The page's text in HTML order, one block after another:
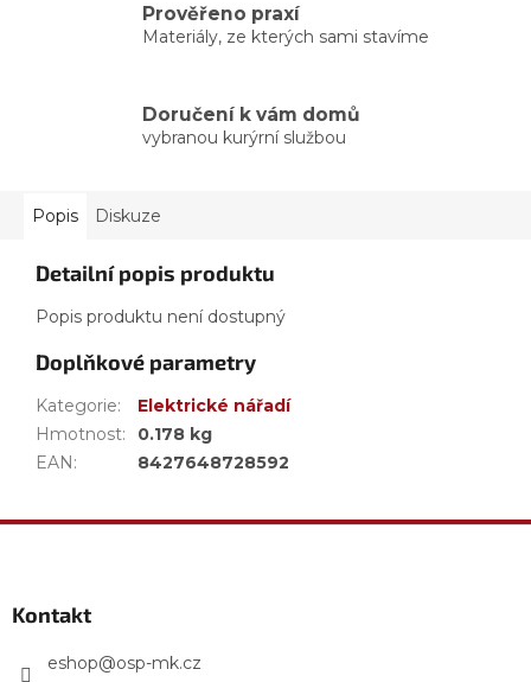
Prověřeno praxí
Materiály, ze kterých sami stavíme
Doručení k vám domů
vybranou kurýrní službou
Popis Diskuze
Detailní popis produktu
Popis produktu není dostupný
Doplňkové parametry
Kategorie:
Elektrické nářadí
Hmotnost:
0.178 kg
EAN: 8427648728592
Kontakt
eshop@osp-mk.cz